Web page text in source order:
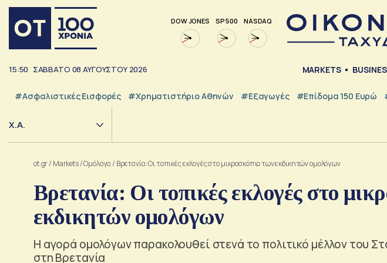
DOW JONES SP 500 NASDAQ
15:50 ΣΑΒΒΑΤΟ 08 ΑΥΓΟΥΣΤΟΥ 2026 MARKETS
#Ασφαλιστικές Εισφορές #Χρηματιστήριο Αθηνών #εξαγωγές #Επίδομα 150 Ευρώ
Χ.Α.
ot.gr/ Markets/Ομόλογα / Βρετανία: Οι τοπικές εκλογές στο μικροσκόπιο των εκδικητών ομολόγων
Βρετανία: Οι τοπικές εκλογές στο
εκδικητών ομολόγων
Η αγορά ομολόγων παρακολουθεί στενά το πολιτικό μέλλον του
στη Βρετανία